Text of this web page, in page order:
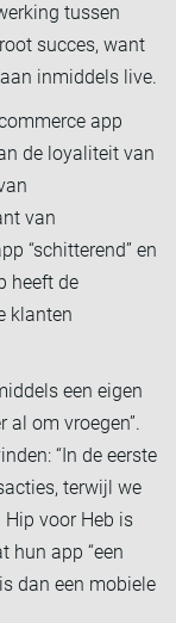
tussen
succes, want
inmiddels live.
app
de loyaliteit van
van
“schitterend” en
heeft de
klanten
een eigen
al om vroegen”.
“In de eerste
terwijl we
Hip voor Heb is
hun app “een
dan een mobiele